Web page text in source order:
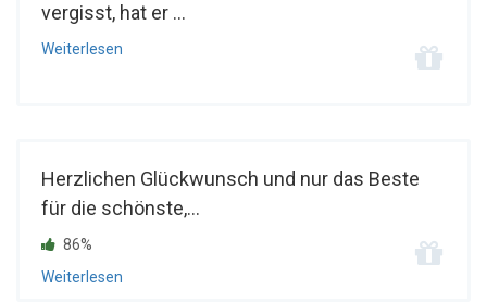
vergisst, hat er ...
Weiterlesen
Herzlichen Glückwunsch und nur das Beste
für die schönste,...
86%
Weiterlesen